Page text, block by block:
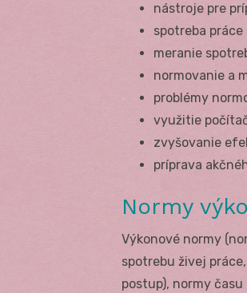
nástroje pre
spotreba
meranie
normovanie a
problémy
využitie
zvyšovanie
príprava
Normy
Výkonové normy
spotrebu živej
postup), normy